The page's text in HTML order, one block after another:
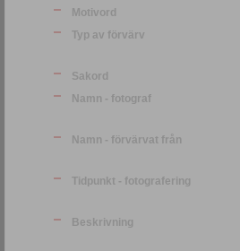
Motivord
Typ av förvärv
Sakord
Namn - fotograf
Namn - förvärvat från
Tidpunkt - fotografering
Beskrivning